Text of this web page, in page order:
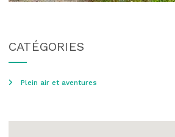
CATÉGORIES
Plein air et aventures